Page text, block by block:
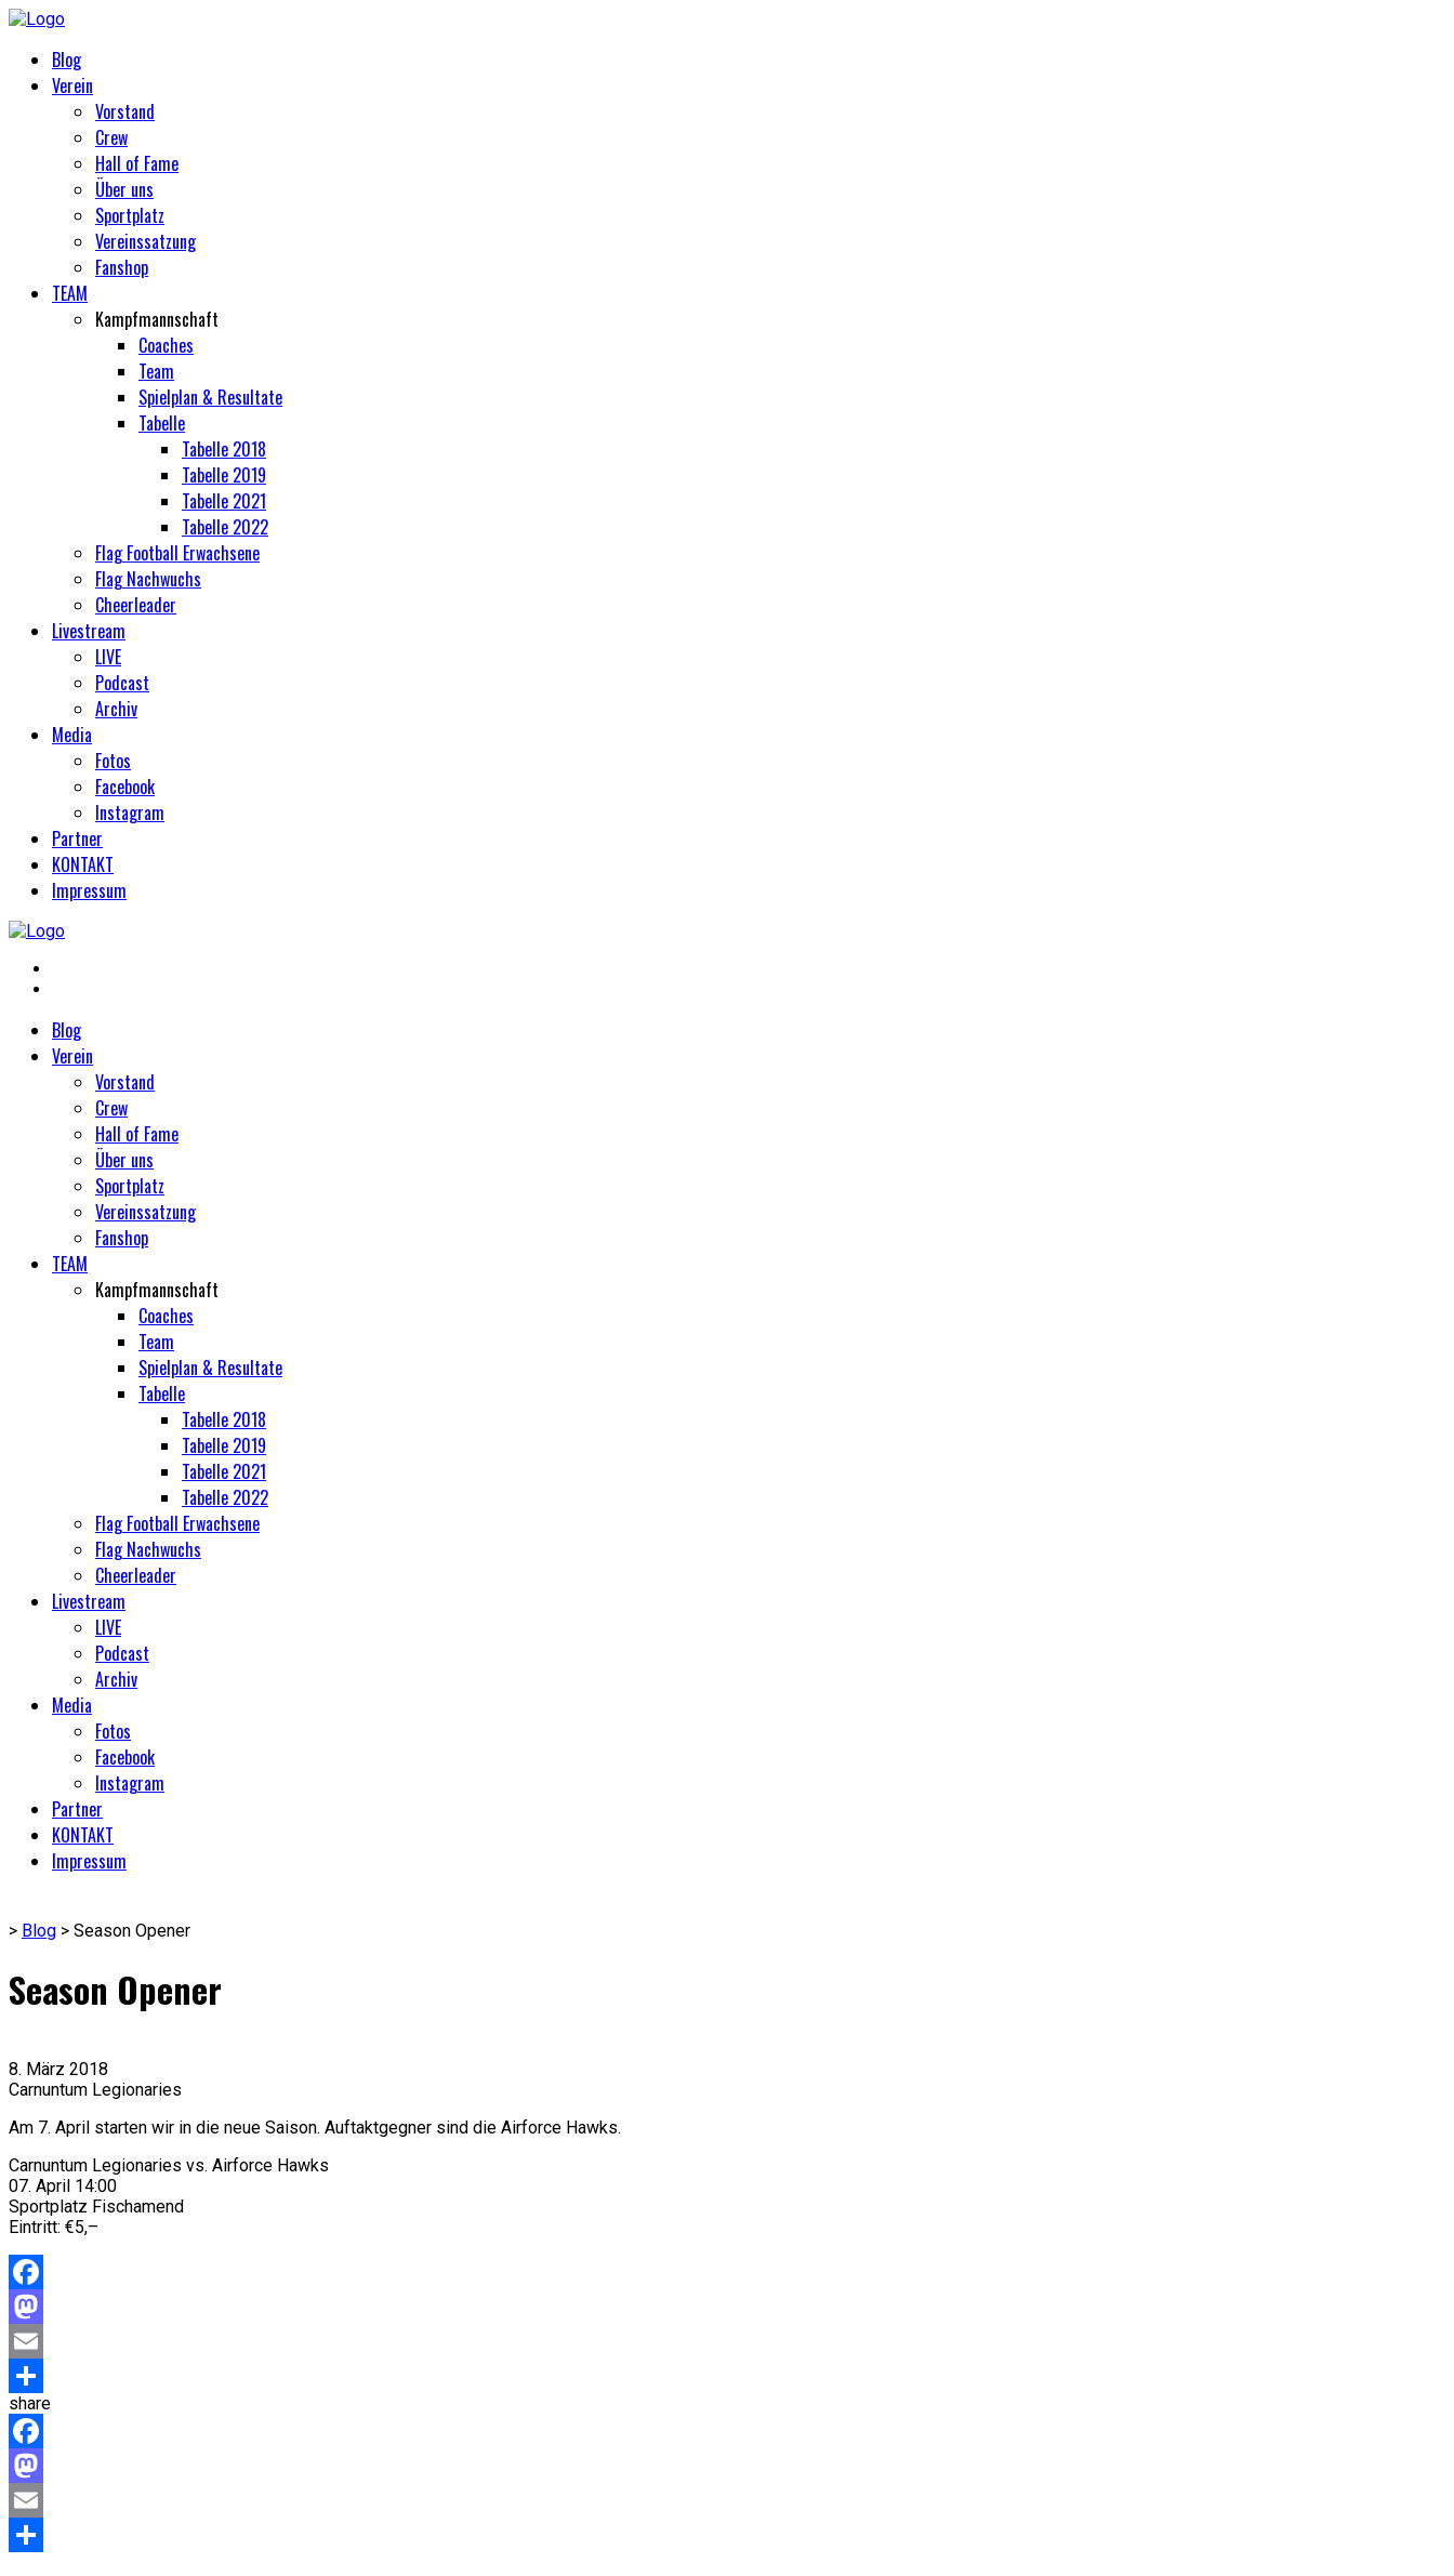
Blog
Verein
Vorstand
Crew
Hall of Fame
Über uns
Sportplatz
Vereinssatzung
Fanshop
TEAM
Kampfmannschaft
Coaches
Team
Spielplan & Resultate
Tabelle
Tabelle 2018
Tabelle 2019
Tabelle 2021
Tabelle 2022
Flag Football Erwachsene
Flag Nachwuchs
Cheerleader
Livestream
LIVE
Podcast
Archiv
Media
Fotos
Facebook
Instagram
Partner
KONTAKT
Impressum
Blog
Verein
Vorstand
Crew
Hall of Fame
Über uns
Sportplatz
Vereinssatzung
Fanshop
TEAM
Kampfmannschaft
Coaches
Team
Spielplan & Resultate
Tabelle
Tabelle 2018
Tabelle 2019
Tabelle 2021
Tabelle 2022
Flag Football Erwachsene
Flag Nachwuchs
Cheerleader
Livestream
LIVE
Podcast
Archiv
Media
Fotos
Facebook
Instagram
Partner
KONTAKT
Impressum
> Blog > Season Opener
Season Opener
8. März 2018
Carnuntum Legionaries
Am 7. April starten wir in die neue Saison. Auftaktgegner sind die Airforce Hawks.
Carnuntum Legionaries vs. Airforce Hawks
07. April 14:00
Sportplatz Fischamend
Eintritt: €5,–
Facebook
Mastodon
Email
Teilen
share
Facebook
Mastodon
Email